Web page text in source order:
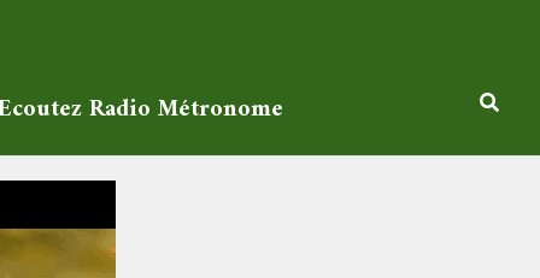
Radio Métronome